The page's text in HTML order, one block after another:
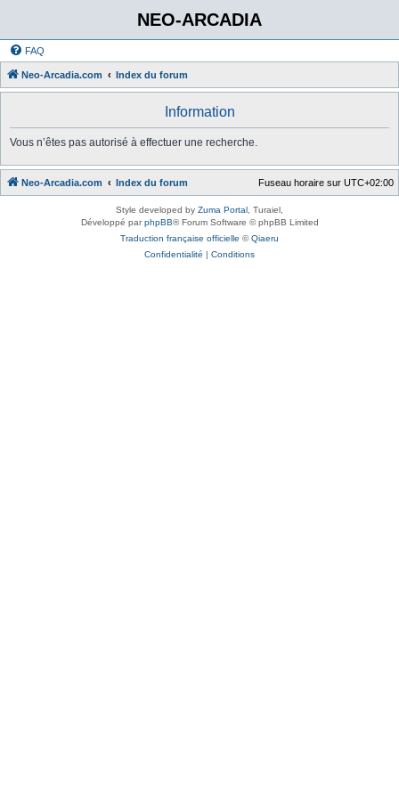
NEO-ARCADIA
FAQ
Neo-Arcadia.com Index du forum
Information
Vous n’êtes pas autorisé à effectuer une recherche.
Neo-Arcadia.com Index du forum Fuseau horaire sur UTC+02:00
Style developed by Zuma Portal , Turaiel,
Développé parphpBB® Forum Software © phpBB Limited
Traduction française officielle ©Qiaeru
Confidentialité | Conditions